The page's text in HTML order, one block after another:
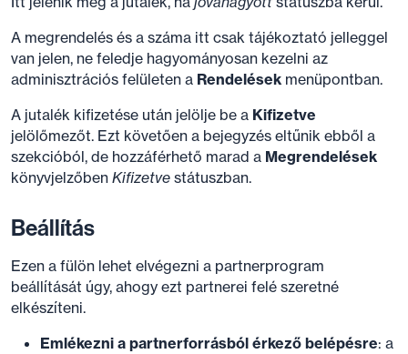
A megrendelés és a száma itt csak tájékoztató jelleggel
van jelen, ne feledje hagyományosan kezelni az
adminisztrációs felületen a Rendelések menüpontban.
A jutalék kifizetése után jelölje be a Kifizetve
jelölőmezőt. Ezt követően a bejegyzés eltűnik ebből a
szekcióból, de hozzáférhető marad a Megrendelések
könyvjelzőben Kifizetve státuszban.
Beállítás
Ezen a fülön lehet elvégezni a partnerprogram
beállítását úgy, ahogy ezt partnerei felé szeretné
elkészíteni.
Emlékezni a partnerforrásból érkező belépésre: a